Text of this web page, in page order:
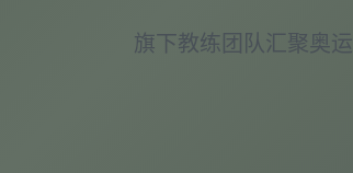
旗下教练团队汇聚奥